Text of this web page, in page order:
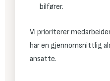
bilfører.
Vi prioriterer
har en gjennomsnittlig
ansatte.